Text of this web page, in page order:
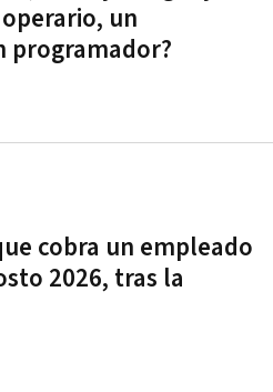
un
programador?
cobra un empleado
2026, tras la